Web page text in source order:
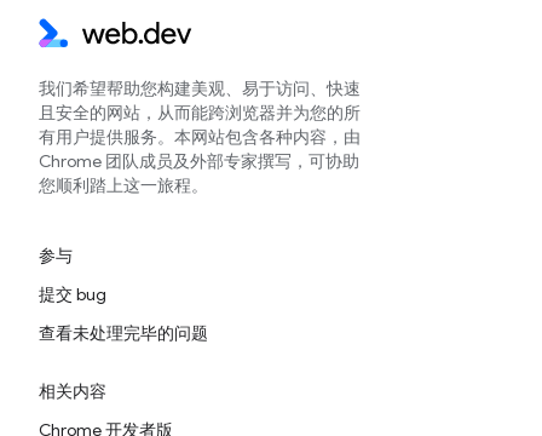
我们希望帮助您构建美观、易于访问、快速
且安全的网站，从而能跨浏览器并为您的所
有用户提供服务。本网站包含各种内容，由
Chrome 团队成员及外部专家撰写，可协助
您顺利踏上这一旅程。
参与
提交 bug
查看未处理完毕的问题
相关内容
Chrome 开发者版